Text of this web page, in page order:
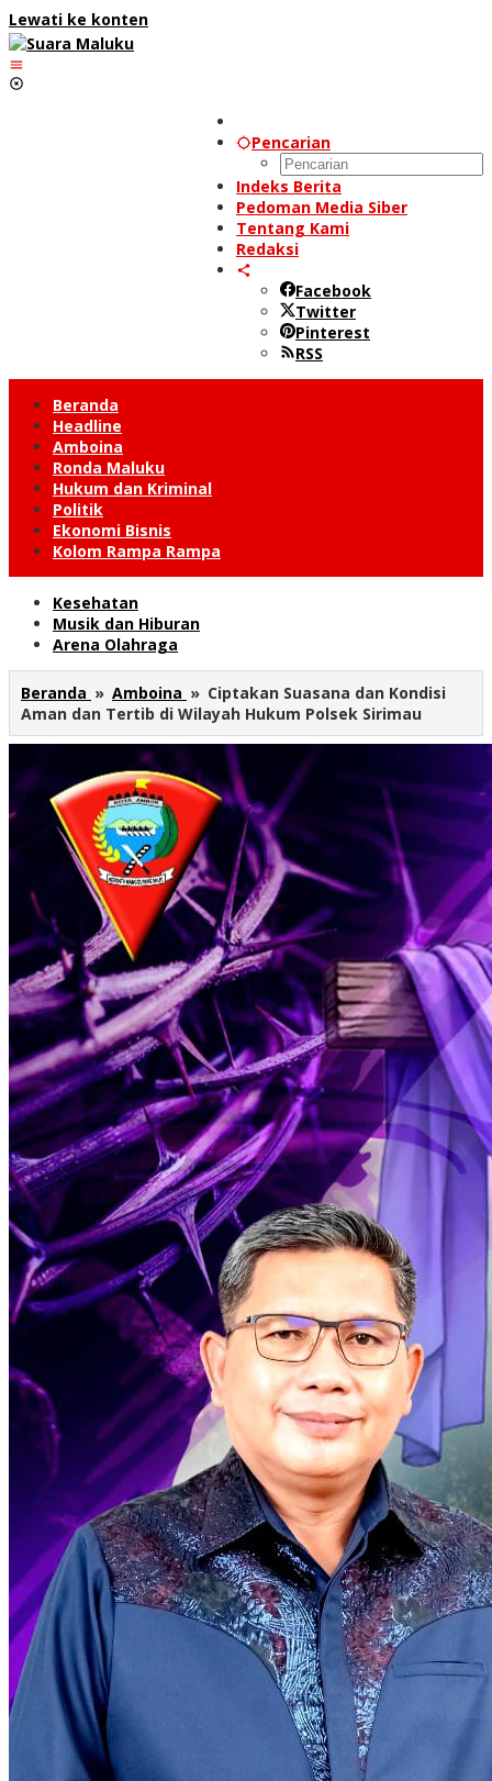
Lewati ke konten
Pencarian
Indeks Berita
Pedoman Media Siber
Tentang Kami
Redaksi
Facebook
Twitter
Pinterest
RSS
Beranda
Headline
Amboina
Ronda Maluku
Hukum dan Kriminal
Politik
Ekonomi Bisnis
Kolom Rampa Rampa
Kesehatan
Musik dan Hiburan
Arena Olahraga
Beranda » Amboina » Ciptakan Suasana dan Kondisi
Aman dan Tertib di Wilayah Hukum Polsek Sirimau